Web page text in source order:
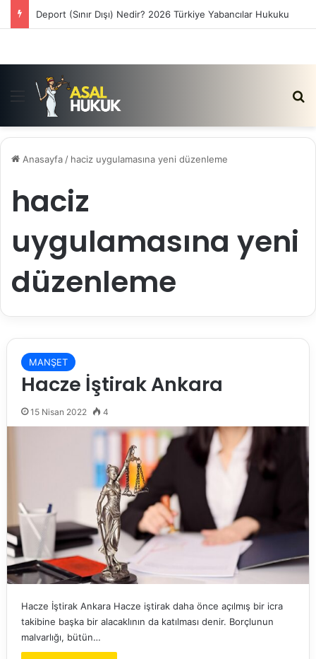
Satış Vaadi Sözleşmesi İptali Nedir?
Menü
Anasayfa / haciz uygulamasına yeni düzenleme
haciz
uygulamasına yeni
düzenleme
MANŞET
Hacze İştirak Ankara
15 Nisan 2022 4
Hacze İştirak Ankara Hacze iştirak daha önce açılmış bir icra
takibine başka bir alacaklının da katılması denir. Borçlunun
malvarlığı, bütün…